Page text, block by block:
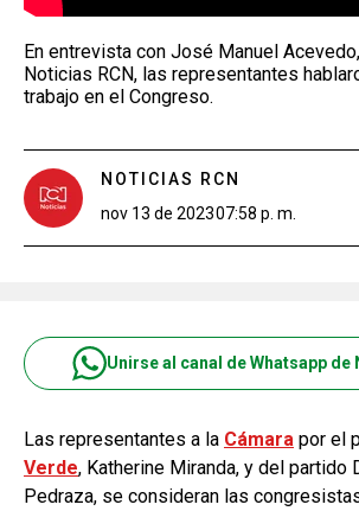
En entrevista con José Manuel
Noticias RCN, las representantes
trabajo en el Congreso.
NOTICIAS RCN
nov 13 de 202307:58 p. m.
Unirse al canal de Whatsapp de
Las representantes a la Cámara por el
Verde, Katherine Miranda, y del partido
Pedraza, se consideran las